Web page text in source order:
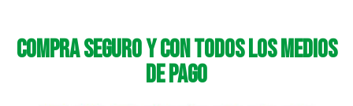
Compra seguro y con todos los medios
de pago